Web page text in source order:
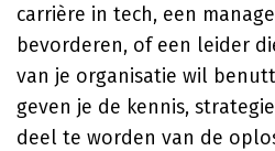
carrière in tech, een
bevorderen, of een leider
van je organisatie wil
geven je de kennis,
deel te worden van de